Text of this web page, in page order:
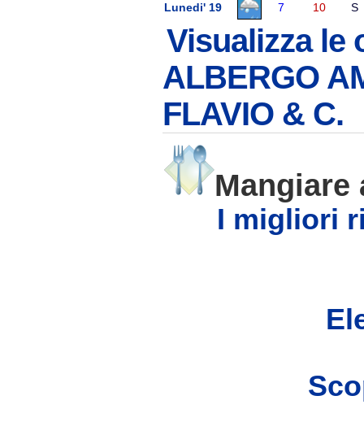
Lunedi' 19
7 10 S
Visualizza le
ALBERGO
FLAVIO & C.
Mangiare
I migliori